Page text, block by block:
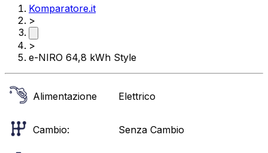
Komparatore.it
>
>
e-NIRO 64,8 kWh Style
Alimentazione Elettrico
Cambio: Senza Cambio